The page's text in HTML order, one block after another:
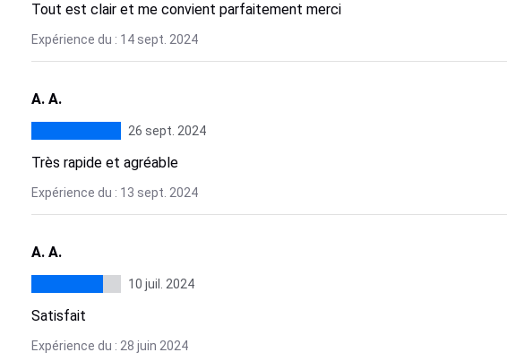
Tout est clair et me convient parfaitement merci
Expérience du : 14 sept. 2024
A. A.
26 sept. 2024
Très rapide et agréable
Expérience du : 13 sept. 2024
A. A.
10 juil. 2024
Satisfait
Expérience du : 28 juin 2024